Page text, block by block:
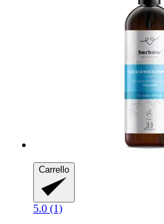
Carrello
5.0 (1)